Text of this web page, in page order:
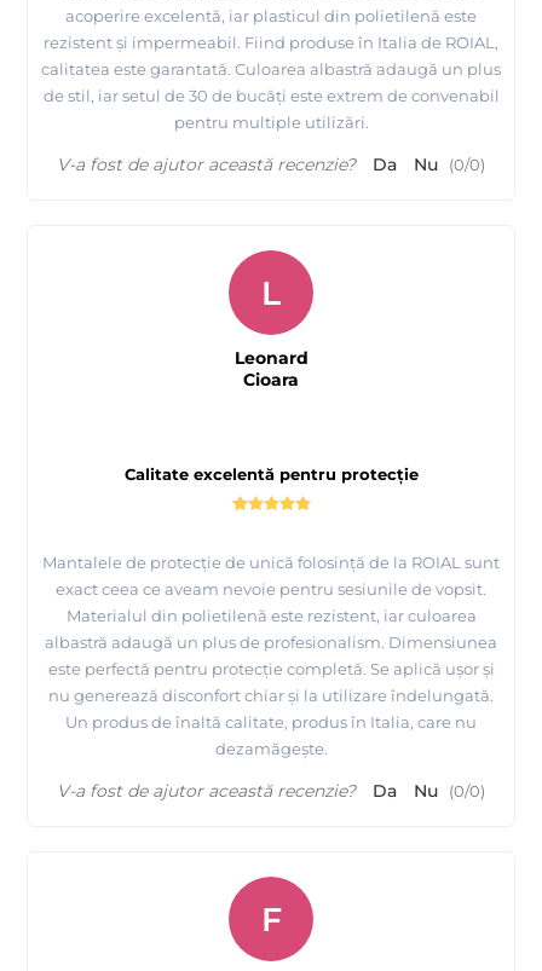
acoperire excelentă, iar plasticul din polietilenă este
rezistent și impermeabil. Fiind produse în Italia de ROIAL,
calitatea este garantată. Culoarea albastră adaugă un plus
de stil, iar setul de 30 de bucăți este extrem de convenabil
pentru multiple utilizări.
V-a fost de ajutor această recenzie? Da Nu (0/0)
Calitate excelentă pentru protecție
Mantalele de protecție de unică folosință de la ROIAL sunt
exact ceea ce aveam nevoie pentru sesiunile de vopsit.
Materialul din polietilenă este rezistent, iar culoarea
albastră adaugă un plus de profesionalism. Dimensiunea
este perfectă pentru protecție completă. Se aplică ușor și
nu generează disconfort chiar și la utilizare îndelungată.
Un produs de înaltă calitate, produs în Italia, care nu
dezamăgește.
L
Leonard
Cioara
V-a fost de ajutor această recenzie? Da Nu (0/0)
F